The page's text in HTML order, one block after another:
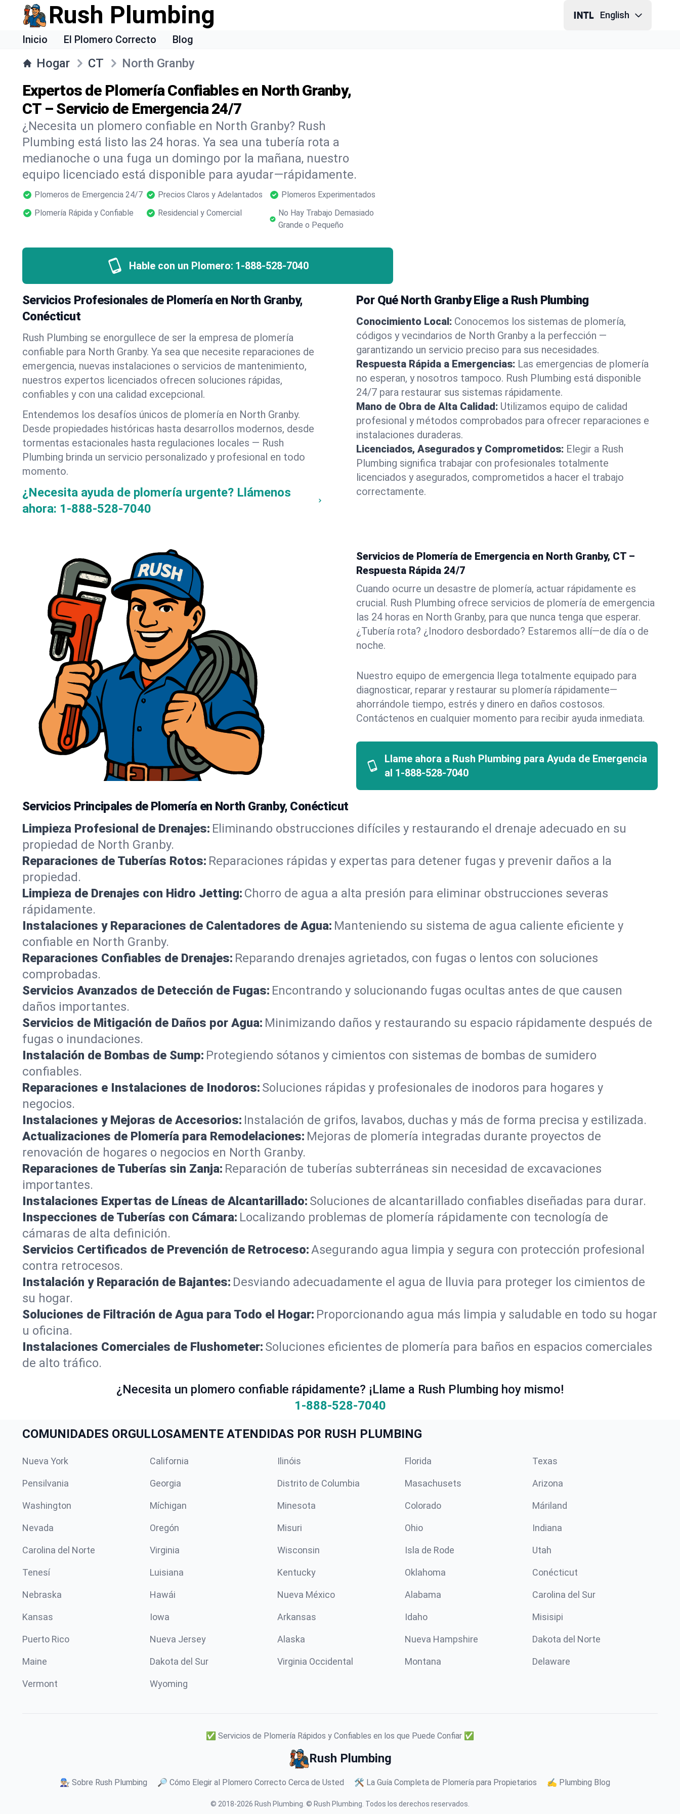
Rush Plumbing English
Inicio El Plomero Correcto Blog
Hogar CT North Granby
Expertos de Plomería Confiables en North Granby,
CT – Servicio de Emergencia 24/7
¿Necesita un plomero confiable en North Granby? Rush
Plumbing está listo las 24 horas. Ya sea una tubería rota a
medianoche o una fuga un domingo por la mañana, nuestro
equipo licenciado está disponible para ayudar—rápidamente.
Plomeros de Emergencia 24/7 Precios Claros y Adelantados
Plomeros Experimentados
Plomería Rápida y Confiable
Residencial y Comercial
No Hay Trabajo Demasiado
Grande o Pequeño
Hable con un Plomero: 1-888-528-7040
Servicios Profesionales de Plomería en North Granby,
Conécticut
Rush Plumbing se enorgullece de ser la empresa de plomería
confiable para North Granby. Ya sea que necesite reparaciones de
emergencia, nuevas instalaciones o servicios de mantenimiento,
nuestros expertos licenciados ofrecen soluciones rápidas,
confiables y con una calidad excepcional.
Entendemos los desafíos únicos de plomería en North Granby.
Desde propiedades históricas hasta desarrollos modernos, desde
tormentas estacionales hasta regulaciones locales — Rush
Plumbing brinda un servicio personalizado y profesional en todo
momento.
¿Necesita ayuda de plomería urgente? Llámenos
ahora: 1-888-528-7040
Por Qué North Granby Elige a Rush Plumbing
Conocimiento Local: Conocemos los sistemas de plomería,
códigos y vecindarios de North Granby a la perfección —
garantizando un servicio preciso para sus necesidades.
Respuesta Rápida a Emergencias: Las emergencias de plomería
no esperan, y nosotros tampoco. Rush Plumbing está disponible
24/7 para restaurar sus sistemas rápidamente.
Mano de Obra de Alta Calidad: Utilizamos equipo de calidad
profesional y métodos comprobados para ofrecer reparaciones e
instalaciones duraderas.
Licenciados, Asegurados y Comprometidos: Elegir a Rush
Plumbing significa trabajar con profesionales totalmente
licenciados y asegurados, comprometidos a hacer el trabajo
correctamente.
Servicios de Plomería de Emergencia en North Granby, CT –
Respuesta Rápida 24/7
Cuando ocurre un desastre de plomería, actuar rápidamente es
crucial. Rush Plumbing ofrece servicios de plomería de emergencia
las 24 horas en North Granby, para que nunca tenga que esperar.
¿Tubería rota? ¿Inodoro desbordado? Estaremos allí—de día o de
noche.
Nuestro equipo de emergencia llega totalmente equipado para
diagnosticar, reparar y restaurar su plomería rápidamente—
ahorrándole tiempo, estrés y dinero en daños costosos.
Contáctenos en cualquier momento para recibir ayuda inmediata.
Llame ahora a Rush Plumbing para Ayuda de Emergencia
al 1-888-528-7040
Servicios Principales de Plomería en North Granby, Conécticut
Limpieza Profesional de Drenajes: Eliminando obstrucciones difíciles y restaurando el drenaje adecuado en su
propiedad de North Granby.
Reparaciones de Tuberías Rotos: Reparaciones rápidas y expertas para detener fugas y prevenir daños a la
propiedad.
Limpieza de Drenajes con Hidro Jetting: Chorro de agua a alta presión para eliminar obstrucciones severas
rápidamente.
Instalaciones y Reparaciones de Calentadores de Agua: Manteniendo su sistema de agua caliente eficiente y
confiable en North Granby.
Reparaciones Confiables de Drenajes: Reparando drenajes agrietados, con fugas o lentos con soluciones
comprobadas.
Servicios Avanzados de Detección de Fugas: Encontrando y solucionando fugas ocultas antes de que causen
daños importantes.
Servicios de Mitigación de Daños por Agua: Minimizando daños y restaurando su espacio rápidamente después de
fugas o inundaciones.
Instalación de Bombas de Sump: Protegiendo sótanos y cimientos con sistemas de bombas de sumidero
confiables.
Reparaciones e Instalaciones de Inodoros: Soluciones rápidas y profesionales de inodoros para hogares y
negocios.
Instalaciones y Mejoras de Accesorios: Instalación de grifos, lavabos, duchas y más de forma precisa y estilizada.
Actualizaciones de Plomería para Remodelaciones: Mejoras de plomería integradas durante proyectos de
renovación de hogares o negocios en North Granby.
Reparaciones de Tuberías sin Zanja: Reparación de tuberías subterráneas sin necesidad de excavaciones
importantes.
Instalaciones Expertas de Líneas de Alcantarillado: Soluciones de alcantarillado confiables diseñadas para durar.
Inspecciones de Tuberías con Cámara: Localizando problemas de plomería rápidamente con tecnología de
cámaras de alta definición.
Servicios Certificados de Prevención de Retroceso:Asegurando agua limpia y segura con protección profesional
contra retrocesos.
Instalación y Reparación de Bajantes: Desviando adecuadamente el agua de lluvia para proteger los cimientos de
su hogar.
Soluciones de Filtración de Agua para Todo el Hogar: Proporcionando agua más limpia y saludable en todo su hogar
u oficina.
Instalaciones Comerciales de Flushometer: Soluciones eficientes de plomería para baños en espacios comerciales
de alto tráfico.
¿Necesita un plomero confiable rápidamente? ¡Llame a Rush Plumbing hoy mismo!
1-888-528-7040
COMUNIDADES ORGULLOSAMENTE ATENDIDAS POR RUSH PLUMBING
Nueva York California Ilinóis Florida Texas
Pensilvania Georgia Distrito de Columbia Masachusets Arizona
Washington Míchigan Minesota Colorado Máriland
Nevada Oregón Misuri Ohio Indiana
Carolina del Norte Virginia Wisconsin Isla de Rode Utah
Tenesí Luisiana Kentucky Oklahoma Conécticut
Nebraska Hawái Nueva México Alabama Carolina del Sur
Kansas Iowa Arkansas Idaho Misisipi
Puerto Rico Nueva Jersey Alaska Nueva Hampshire Dakota del Norte
Maine Dakota del Sur Virginia Occidental Montana Delaware
Vermont Wyoming
✅ Servicios de Plomería Rápidos y Confiables en los que Puede Confiar ✅
Rush Plumbing
👨🏼‍🔧 Sobre Rush Plumbing 🔎 Cómo Elegir al Plomero Correcto Cerca de Usted 🛠️ La Guía Completa de Plomería para Propietarios ✍️ Plumbing Blog
© 2018-2026 Rush Plumbing © Rush Plumbing. Todos los derechos reservados.